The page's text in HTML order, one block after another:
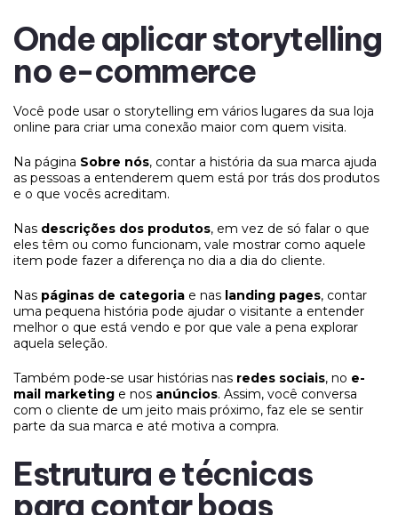
Onde aplicar storytelling
no e-commerce
Você pode usar o storytelling em vários lugares da sua loja
online para criar uma conexão maior com quem visita.
Na página Sobre nós, contar a história da sua marca ajuda
as pessoas a entenderem quem está por trás dos produtos
e o que vocês acreditam.
Nas descrições dos produtos, em vez de só falar o que
eles têm ou como funcionam, vale mostrar como aquele
item pode fazer a diferença no dia a dia do cliente.
Nas páginas de categoria e nas landing pages, contar
uma pequena história pode ajudar o visitante a entender
melhor o que está vendo e por que vale a pena explorar
aquela seleção.
Também pode-se usar histórias nas redes sociais, no e-
mail marketing e nos anúncios. Assim, você conversa
com o cliente de um jeito mais próximo, faz ele se sentir
parte da sua marca e até motiva a compra.
Estrutura e técnicas
para contar boas